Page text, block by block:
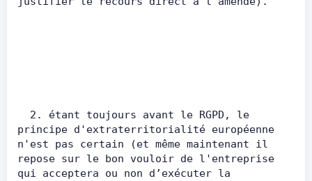
principe d'extraterritorialité européenne
n'est pas certain (et même maintenant il
repose sur le bon vouloir de l'entreprise
qui acceptera ou non d’exécuter la